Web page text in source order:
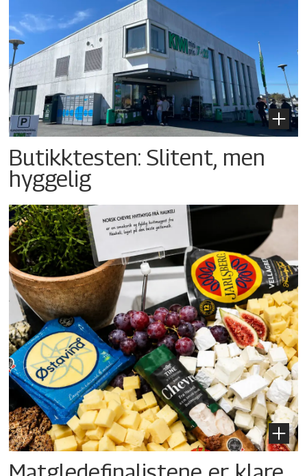
Butikktesten: Slitent, men
hyggelig